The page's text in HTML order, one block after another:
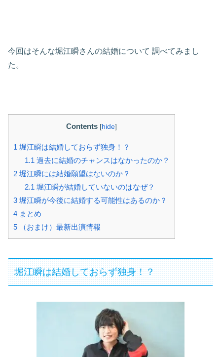
今回はそんな堀江瞬さんの結婚について 調べてみまし
た。
Contents [hide]
1 堀江瞬は結婚しておらず独身！？
1.1過去に結婚のチャンスはなかったのか？
2 堀江瞬には結婚願望はないのか？
2.1堀江瞬が結婚していないのはなぜ？
3 堀江瞬が今後に結婚する可能性はあるのか？
4 まとめ
5 （おまけ）最新出演情報
堀江瞬は結婚しておらず独身！？